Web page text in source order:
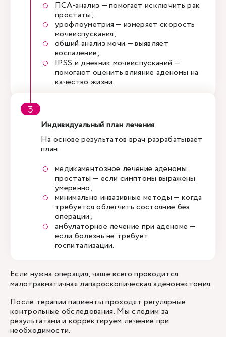
ПСА-анализ — помогает исключить рак
простаты;
урофлоуметрия — измеряет скорость
мочеиспускания;
общий анализ мочи — выявляет
воспаление;
IPSS и дневник мочеиспусканий —
помогают оценить влияние аденомы на
качество жизни.
Индивидуальный план лечения
На основе результатов врач разрабатывает
план:
медикаментозное лечение аденомы
простаты — если симптомы выражены
умеренно;
минимально инвазивные методы — когда
требуется облегчить состояние без
операции;
амбулаторное лечение при аденоме —
если болезнь не требует
госпитализации.
Если нужна операция, чаще всего проводится
малотравматичная лапароскопическая аденомэктомия.
После терапии пациенты проходят регулярные
контрольные обследования. Мы следим за
результатами и корректируем лечение при
необходимости.